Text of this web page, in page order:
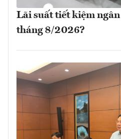
Lãi suất tiết kiệm
tháng 8/2026?